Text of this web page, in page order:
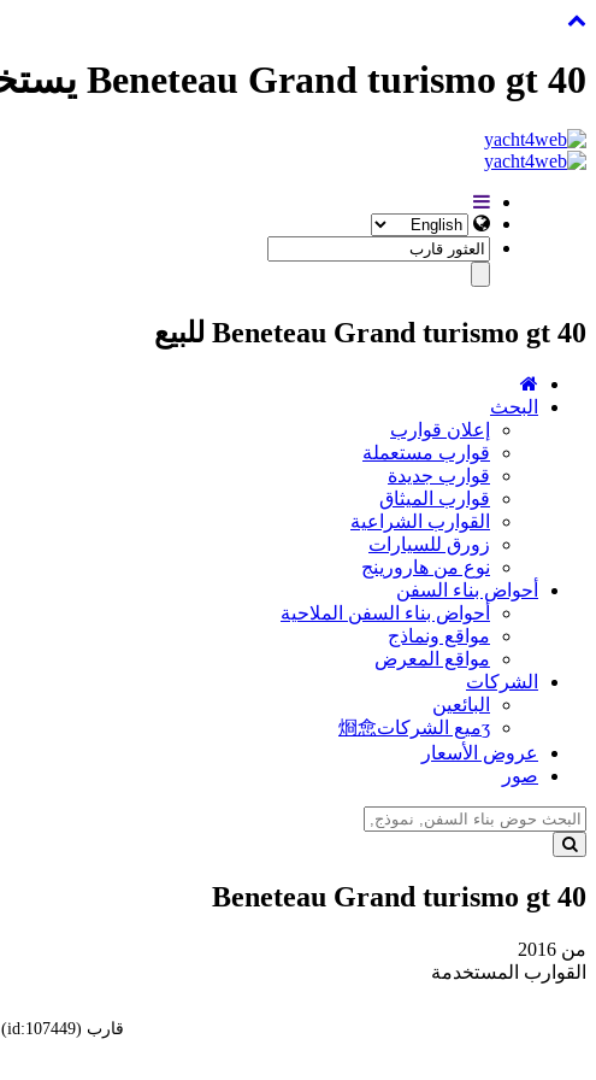
Beneteau Grand turismo gt 40 يستخدم
Beneteau Grand turismo gt 40 للبيع
البحث
إعلان قوارب
قوارب مستعملة
قوارب جديدة
قوارب الميثاق
القوارب الشراعية
زورق للسيارات
نوع من هارورينج
أحواض بناء السفن
أحواض بناء السفن الملاحية
مواقع ونماذج
مواقع المعرض
الشركات
البائعين
ʒميع الشركات烱㥐
عروض الأسعار
صور
Beneteau Grand turismo gt 40
من 2016
القوارب المستخدمة
قارب (id:107449) غير متوفر حاليا